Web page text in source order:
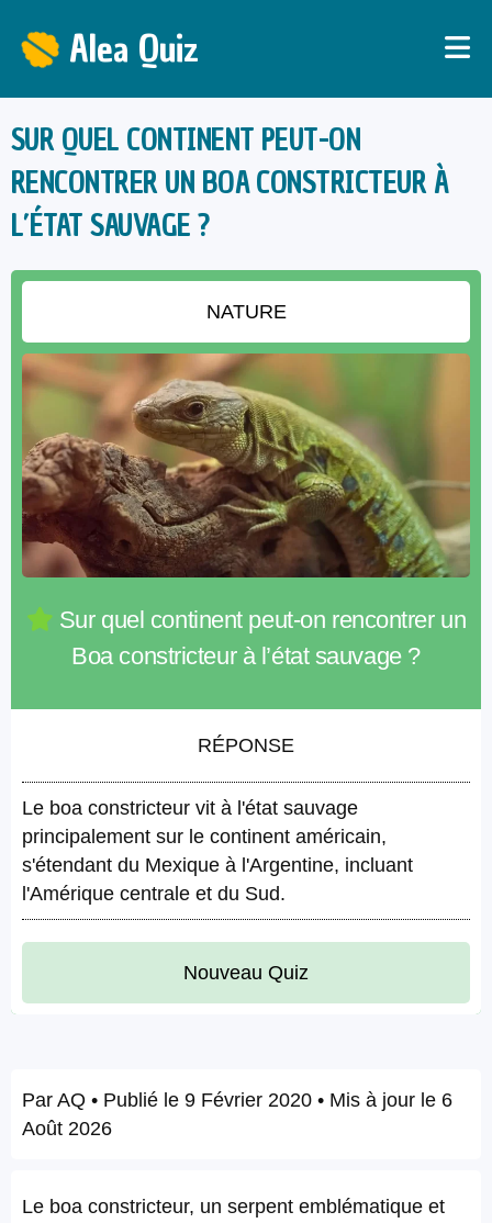
Alea Quiz
SUR QUEL CONTINENT PEUT-ON
RENCONTRER UN BOA CONSTRICTEUR À
L’ÉTAT SAUVAGE ?
NATURE
Sur quel continent peut-on rencontrer un
Boa constricteur à l’état sauvage ?
RÉPONSE
Le boa constricteur vit à l'état sauvage
principalement sur le continent américain,
s'étendant du Mexique à l'Argentine, incluant
l'Amérique centrale et du Sud.
Nouveau Quiz
Par AQ • Publié le 9 Février 2020 • Mis à jour le 6
Août 2026
Le boa constricteur, un serpent emblématique et